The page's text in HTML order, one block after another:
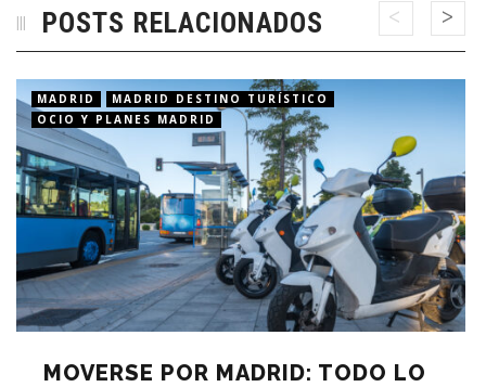
POSTS RELACIONADOS
MADRID
MADRID DESTINO TURÍSTICO
OCIO Y PLANES MADRID
MOVERSE POR MADRID: TODO LO